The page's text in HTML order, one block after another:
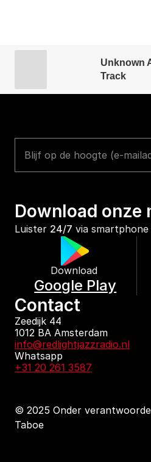
Unknown
Track
Download onze
Luister 24/7 via
Download
Google Play
Contact
Zeedijk 44
1012 BA Amsterdam
info@redlightjazzradio.nl
Whatsapp
+31 20 261 3587
© 2025 Onder
Taboe